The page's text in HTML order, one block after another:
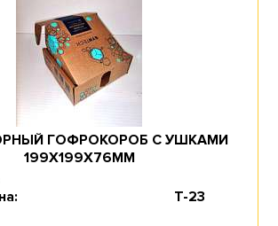
ГОФРОКОРОБ С УШКАМИ
199Х199Х76ММ
Т-23